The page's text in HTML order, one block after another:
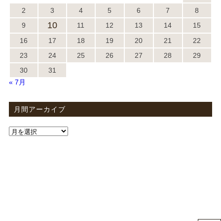
2
3 4 5 6 7
8
9
10 11 12 13 14
15
16
17 18 19 20 21
22
23
24 25 26 27 28
29
30
31
« 7月
月間アーカイブ